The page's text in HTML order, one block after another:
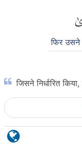
फिर उसने
जिसने निर्धारित किया,